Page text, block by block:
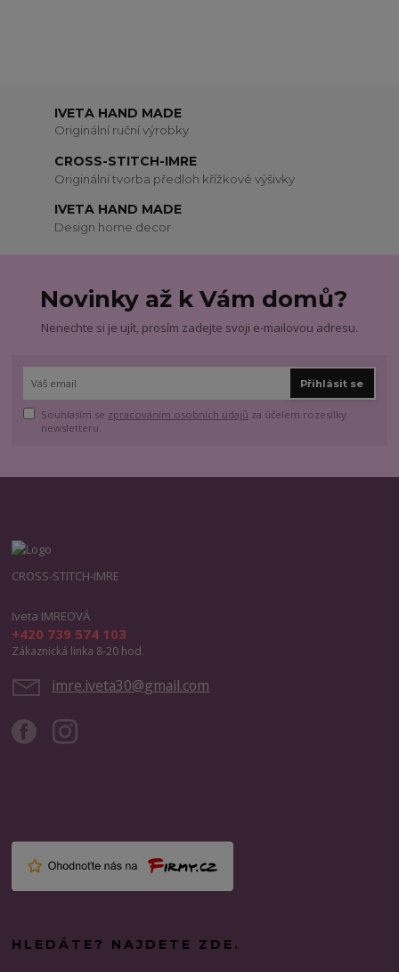
IVETA HAND MADE
Originální ruční výrobky
CROSS-STITCH-IMRE
Originální tvorba předloh křížkové výšivky
IVETA HAND MADE
Design home decor
Novinky až k Vám domů?
Nenechte si je ujít, prosím zadejte svoji e-mailovou adresu.
Přihlásit se
Souhlasím se zpracováním osobních údajů za účelem rozesílky
newsletteru.
HLEDÁTE? NAJDETE ZDE.
CROSS-STITCH-IMRE
Iveta IMREOVÁ
+420 739 574 103
Zákaznická linka 8-20 hod.
imre.iveta30@gmail.com